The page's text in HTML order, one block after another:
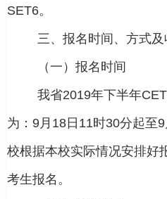
SET6。
三、报名时间、方式
（一）报名时间
我省2019年下半年
为：9月18日11时30分起至
校根据本校实际情况安排好
考生报名。